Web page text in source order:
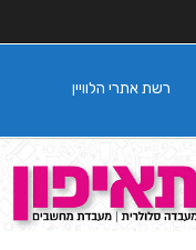
רשת אתרי הלוויין